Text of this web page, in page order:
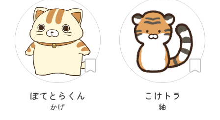
ぽてとらくん
かげ
こけトラ
紬